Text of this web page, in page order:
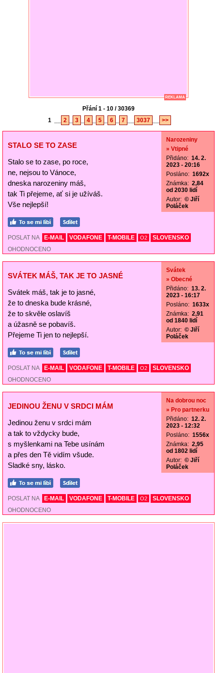
REKLAMA
Přání 1 - 10 / 30369
1
2 3 4 5 6 7 3037 >>
STALO SE TO ZASE
Stalo se to zase, po roce,
ne, nejsou to Vánoce,
dneska narozeniny máš,
tak Ti přejeme, ať si je užíváš.
Vše nejlepší!
Narozeniny
» Vtipné
Přidáno: 14. 2.
2023 - 20:16
Posláno: 1692x
Známka: 2,84
od 2030 lidí
Autor: © Jiří
Poláček
POSLAT NA E-MAIL VODAFONE T-MOBILE O2
SLOVENSKO
OHODNOCENO
SVÁTEK MÁŠ, TAK JE TO JASNÉ
Svátek máš, tak je to jasné,
že to dneska bude krásné,
že to skvěle oslavíš
a úžasně se pobavíš.
Přejeme Ti jen to nejlepší.
Svátek
» Obecné
Přidáno: 13. 2.
2023 - 16:17
Posláno: 1633x
Známka: 2,91
od 1840 lidí
Autor: © Jiří
Poláček
POSLAT NA E-MAIL VODAFONE T-MOBILE O2
SLOVENSKO
OHODNOCENO
JEDINOU ŽENU V SRDCI MÁM
Jedinou ženu v srdci mám
a tak to vždycky bude,
s myšlenkami na Tebe usínám
a přes den Tě vidím všude.
Sladké sny, lásko.
Na dobrou noc
» Pro partnerku
Přidáno: 12. 2.
2023 - 12:32
Posláno: 1556x
Známka: 2,95
od 1802 lidí
Autor: © Jiří
Poláček
POSLAT NA E-MAIL VODAFONE T-MOBILE O2
SLOVENSKO
OHODNOCENO